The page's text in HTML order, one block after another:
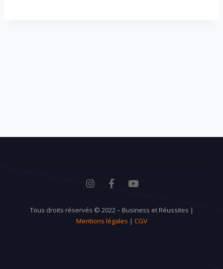
Tous droits réservés © 2022 – Business et Réussites |
Mentions légales | CGV